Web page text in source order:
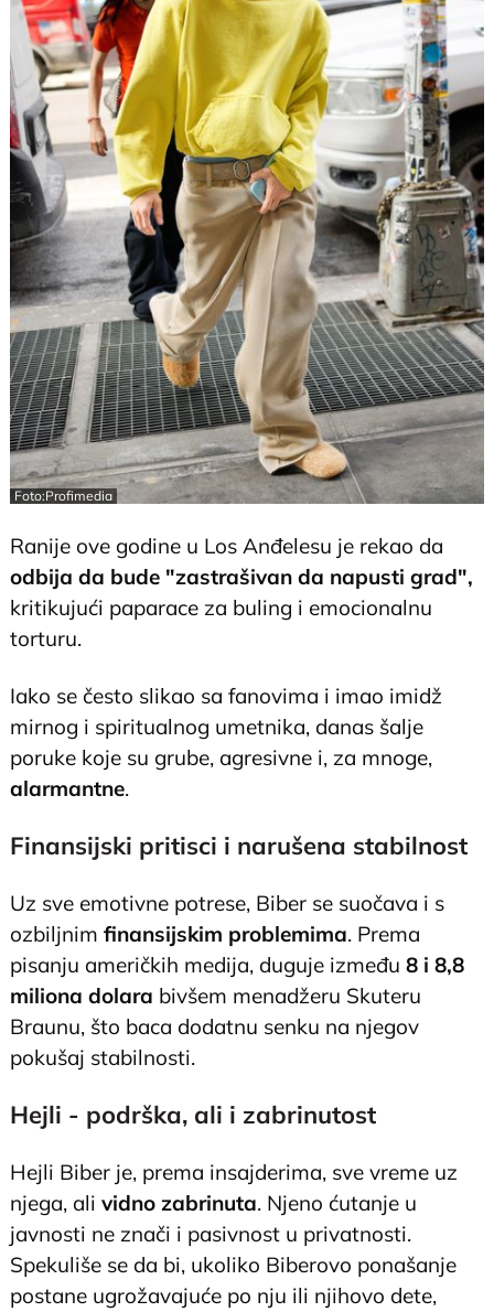
Foto:Profimedia
Ranije ove godine u Los Anđelesu je rekao da
odbijа da bude "zastrašivan da napusti grad",
kritikujući paparace za buling i emocionalnu
torturu.
Iako se često slikao sa fanovima i imao imidž
mirnog i spiritualnog umetnika, danas šalje
poruke koje su grube, agresivne i, za mnoge,
alarmantne.
Finansijski pritisci i narušena stabilnost
Uz sve emotivne potrese, Biber se suočava i s
ozbiljnimfinansijskim problemima. Prema
pisanju američkih medija, duguje između8 i 8,8
miliona dolara bivšem menadžeru Skuteru
Braunu, što baca dodatnu senku na njegov
pokušaj stabilnosti.
Hejli - podrška, ali i zabrinutost
Hejli Biber je, prema insajderima, sve vreme uz
njega, alividno zabrinuta. Njeno ćutanje u
javnosti ne znači i pasivnost u privatnosti.
Spekuliše se da bi, ukoliko Biberovo ponašanje
postane ugrožavajuće po nju ili njihovo dete,